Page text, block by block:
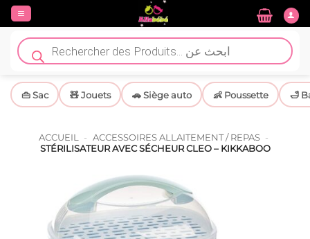
Passer
contenu
Recherche
de
produits
👜 Sac 🧸 Jouets 🚗 Siège auto 👶 Poussette 🛁
ACCUEIL - ACCESSOIRES ALLAITEMENT / REPAS -
STÉRILISATEUR AVEC SÉCHEUR CLEO – KIKKABOO